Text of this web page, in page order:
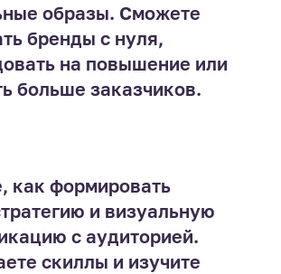
образы. Сможете
бренды с нуля,
на повышение или
больше заказчиков.
как формировать
и визуальную
с аудиторией.
скиллы и изучите